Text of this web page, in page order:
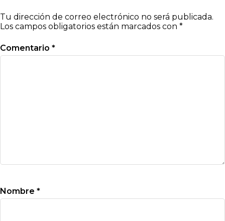
Tu dirección de correo electrónico no será publicada.
Los campos obligatorios están marcados con *
Comentario *
Nombre *